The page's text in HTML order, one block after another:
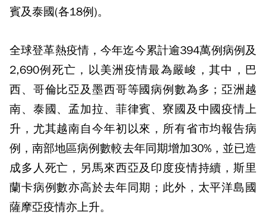
賓及泰國(各18例)。
全球登革熱疫情，今年迄今累計逾394萬例病例及
2,690例死亡，以美洲疫情最為嚴峻，其中，巴
西、哥倫比亞及墨西哥等國病例數為多；亞洲越
南、泰國、孟加拉、菲律賓、寮國及中國疫情上
升，尤其越南自今年初以來，所有省市均報告病
例，南部地區病例數較去年同期增加30%，並已造
成多人死亡，另馬來西亞及印度疫情持續，斯里
蘭卡病例數亦高於去年同期；此外，太平洋島國
薩摩亞疫情亦上升。